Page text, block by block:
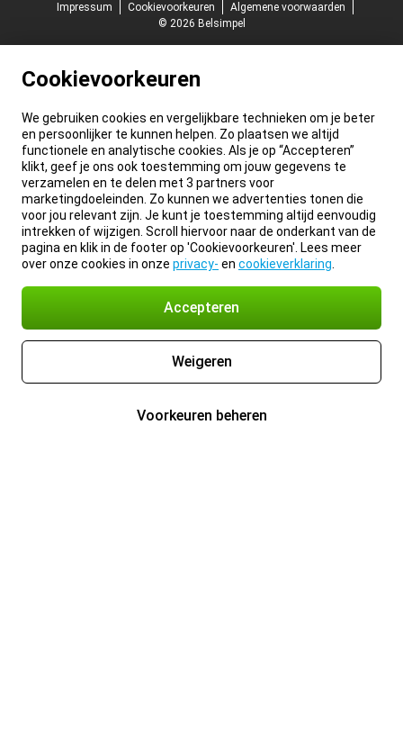
Impressum
Cookievoorkeuren
Algemene voorwaarden
© 2026 Belsimpel
Cookievoorkeuren
We gebruiken cookies en vergelijkbare technieken om je beter
en persoonlijker te kunnen helpen. Zo plaatsen we altijd
functionele en analytische cookies. Als je op “Accepteren”
klikt, geef je ons ook toestemming om jouw gegevens te
verzamelen en te delen met 3 partners voor
marketingdoeleinden. Zo kunnen we advertenties tonen die
voor jou relevant zijn. Je kunt je toestemming altijd eenvoudig
intrekken of wijzigen. Scroll hiervoor naar de onderkant van de
pagina en klik in de footer op 'Cookievoorkeuren'. Lees meer
over onze cookies in onze privacy- en cookieverklaring
Accepteren
Weigeren
Voorkeuren beheren